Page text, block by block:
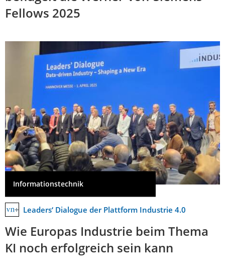
Fellows 2025
Informationstechnik
Leaders‘ Dialogue der Plattform Industrie 4.0
Wie Europas Industrie beim Thema
KI noch erfolgreich sein kann